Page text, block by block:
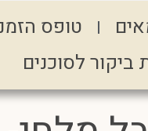
טופס
ביקור לסוכנים